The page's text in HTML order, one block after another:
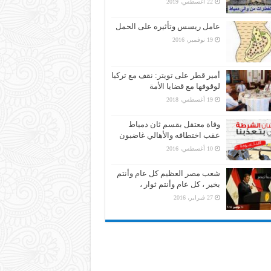
22 أغسطس، 2019
عامل ريسس وتأثيره على الحمل
19 نوفمبر، 2016
أمير قطر على تويتر: نقف مع تركيا
لوقوفها مع قضايا الأمة
19 أغسطس، 2018
وفاة معتقل بقسم ثان دمياط
عقب اختطافه والأهالي غاضبون
10 أغسطس، 2016
شعب مصر العظيم كل عام وأنتم
بخير ، كل عام وأنتم ثوار ،
27 فبراير، 2016